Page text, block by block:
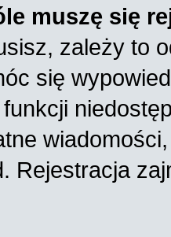
muszę się
zależy to
się
Rejestracja